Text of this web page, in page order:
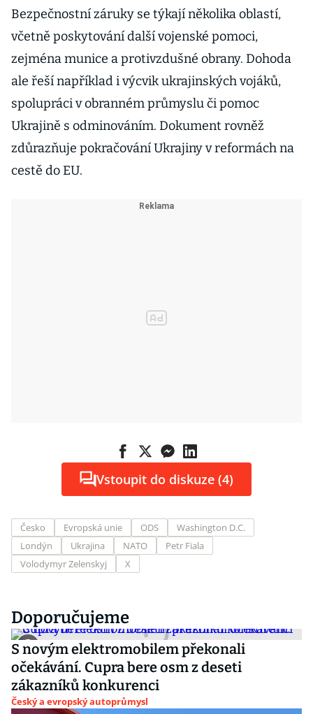
Bezpečnostní záruky se týkají několika oblastí,
včetně poskytování další vojenské pomoci,
zejména munice a protivzdušné obrany. Dohoda
ale řeší například i výcvik ukrajinských vojáků,
spolupráci v obranném průmyslu či pomoc
Ukrajině s odminováním. Dokument rovněž
zdůrazňuje pokračování Ukrajiny v reformách na
cestě do EU.
Vstoupit do diskuze (4)
Česko Evropská unie ODS
Washington D.C.
Londýn
Ukrajina NATO
Petr Fiala
Volodymyr Zelenskyj
X
Doporučujeme
S novým elektromobilem překonali
očekávání. Cupra bere osm z deseti
zákazníků konkurenci
Český a evropský autoprůmysl